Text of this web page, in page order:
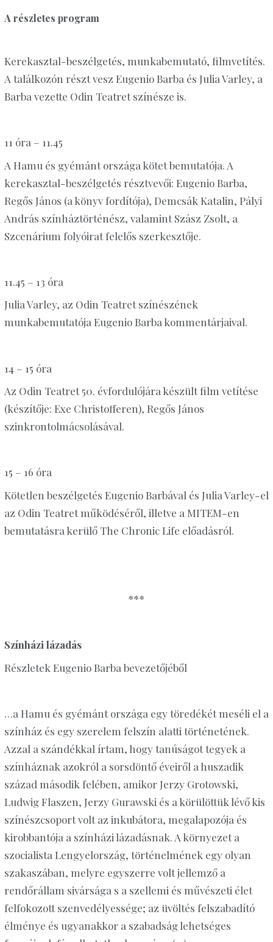
A részletes program
Kerekasztal-beszélgetés, munkabemutató, filmvetítés.
A találkozón részt vesz Eugenio Barba és Julia Varley, a
Barba vezette Odin Teatret színésze is.
11 óra – 11.45
A Hamu és gyémánt országa kötet bemutatója. A
kerekasztal-beszélgetés résztvevői: Eugenio Barba,
Regős János (a könyv fordítója), Demcsák Katalin, Pályi
András színháztörténész, valamint Szász Zsolt, a
Szcenárium folyóirat felelős szerkesztője.
11.45 – 13 óra
Julia Varley, az Odin Teatret színészének
munkabemutatója Eugenio Barba kommentárjaival.
14 – 15 óra
Az Odin Teatret 50. évfordulójára készült film vetítése
(készítője: Exe Christofferen), Regős János
szinkrontolmácsolásával.
15 – 16 óra
Kötetlen beszélgetés Eugenio Barbával és Julia Varley-el
az Odin Teatret működéséről, illetve a MITEM-en
bemutatásra kerülő The Chronic Life előadásról.
***
Színházi lázadás
Részletek Eugenio Barba bevezetőjéből
…a Hamu és gyémánt országa egy töredékét meséli el a
színház és egy szerelem felszín alatti történetének.
Azzal a szándékkal írtam, hogy tanúságot tegyek a
színháznak azokról a sorsdöntő éveiről a huszadik
század második felében, amikor Jerzy Grotowski,
Ludwig Flaszen, Jerzy Gurawski és a körülöttük lévő kis
színészcsoport volt az inkubátora, megalapozója és
kirobbantója a színházi lázadásnak. A környezet a
szocialista Lengyelország, történelmének egy olyan
szakaszában, melyre egyszerre volt jellemző a
rendőrállam sivársága s a szellemi és művészeti élet
felfokozott szenvedélyessége; az üvöltés felszabadító
élménye és ugyanakkor a szabadság lehetséges